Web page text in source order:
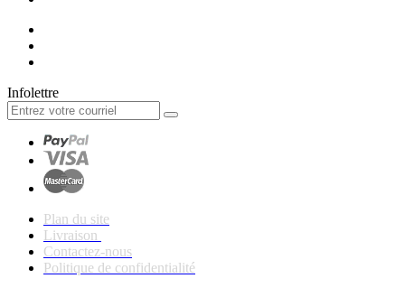
Infolettre
Plan du site
Livraison
Contactez-nous
Politique de confidentialité